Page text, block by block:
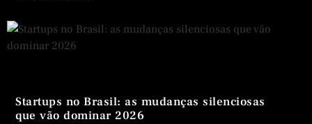
Startups no Brasil: as mudanças silenciosas
que vão dominar 2026